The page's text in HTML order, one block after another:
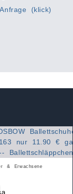
(klick)
& Erwachsene